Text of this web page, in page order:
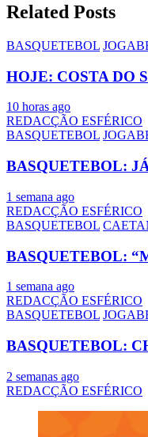
Related Posts
BASQUETEBOL
HOJE: COSTA DO
10 horas ago
REDACÇÃO ESFÉRICO
BASQUETEBOL
BASQUETEBOL:
1 semana ago
REDACÇÃO ESFÉRICO
BASQUETEBOL
BASQUETEBOL:
1 semana ago
REDACÇÃO ESFÉRICO
BASQUETEBOL
BASQUETEBOL:
2 semanas ago
REDACÇÃO ESFÉRICO